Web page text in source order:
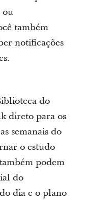
também
notificações
do
direto para os
semanais do
o estudo
podem
do
dia e o plano